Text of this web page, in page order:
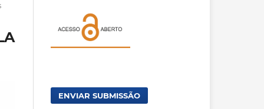
ENVIAR SUBMISSÃO